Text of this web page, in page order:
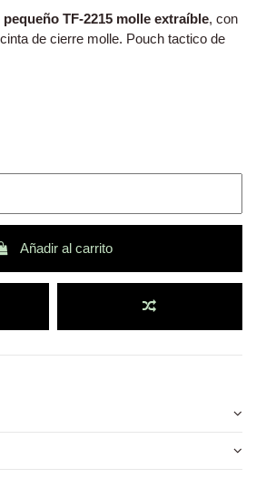
TF-2215 molle extraíble, con
de cierre molle. Pouch tactico de
Añadir al carrito